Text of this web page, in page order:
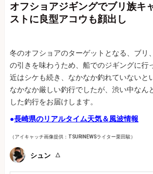
オフショアジギングでブリ族
ストに良型アコウも顔出し
冬のオフショアのターゲットとなる、ブリ
の引きを味わうため、船でのジギングに行
近はシケも続き、なかなか釣れていないと
なかなか厳しい釣行でしたが、渋い中なん
した釣行をお届けします。
●長崎県のリアルタイム天気＆風波情報
（アイキャッチ画像提供：TSURINEWSライター栗田駿）
シュン